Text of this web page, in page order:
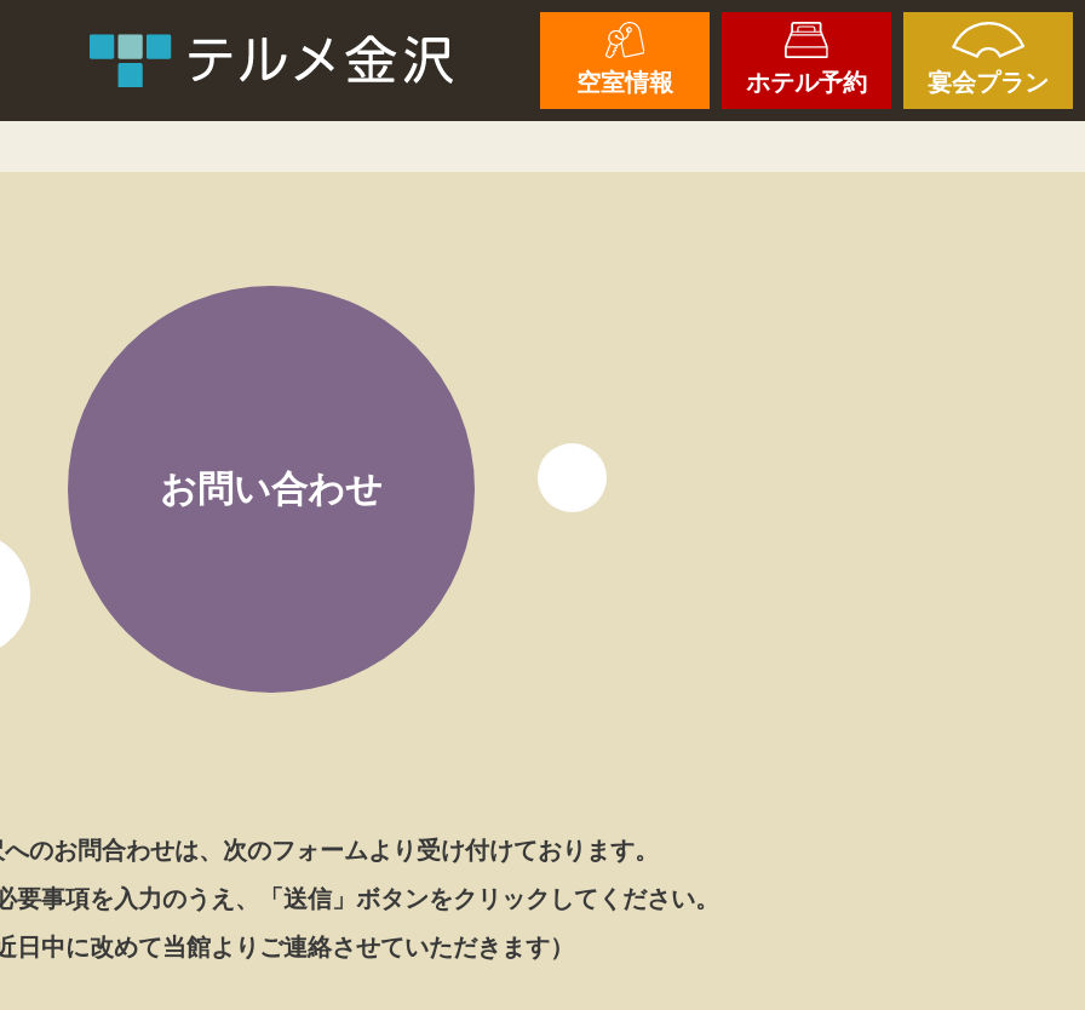
空室情報 ホテル予約 宴会プラン
お問い合わせ
のお問合わせは、次のフォームより受け付けております。
要事項を入力のうえ、「送信」ボタンをクリックしてください。
日中に改めて当館よりご連絡させていただきます）